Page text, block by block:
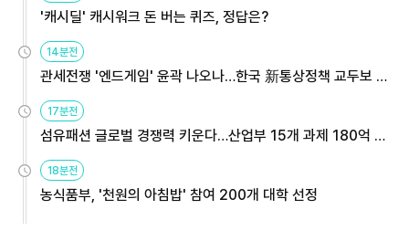
'캐시딜' 캐시워크 돈 버는 퀴즈, 정답은?
14분전
관세전쟁 '엔드게임' 윤곽 나오나…한국 新통상정책 교두보 활
용해야
17분전
섬유패션 글로벌 경쟁력 키운다…산업부 15개 과제 180억 지
원
18분전
농식품부, '천원의 아침밥' 참여 200개 대학 선정